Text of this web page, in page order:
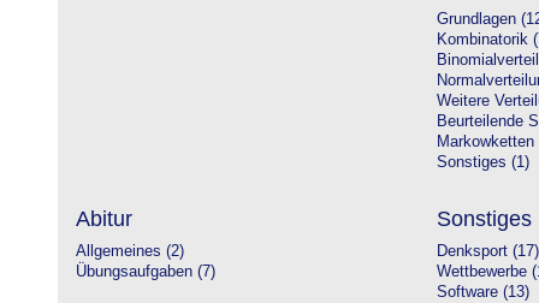
Grundlagen
Kombinatorik
Weitere
Beurteilende
Markowketten
Sonstiges (1)
Abitur
Allgemeines (2)
Übungsaufgaben (7)
Sonstiges
Denksport (17)
Wettbewerbe
Software (13)